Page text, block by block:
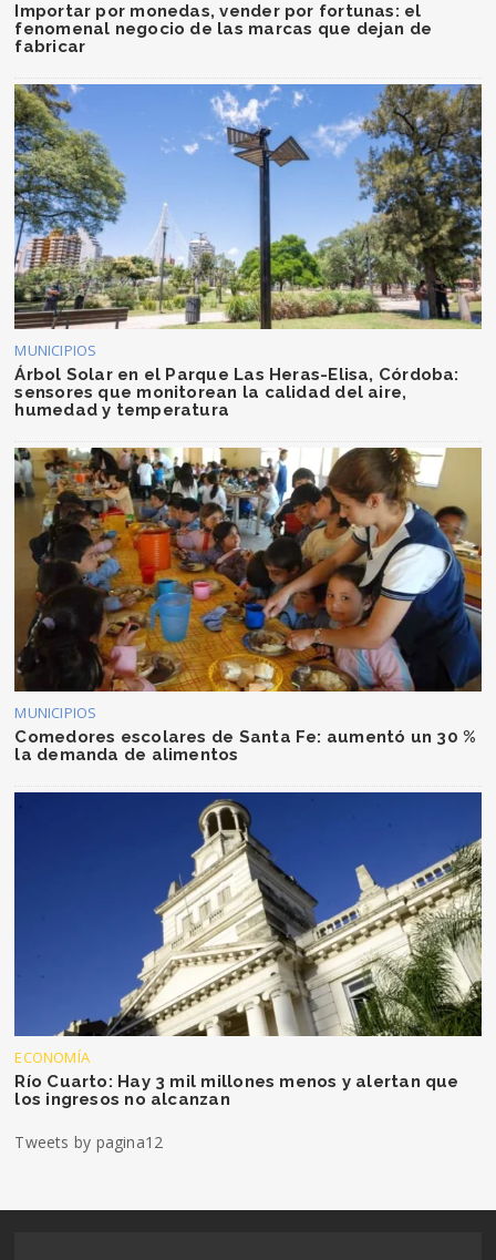
Importar por monedas, vender por fortunas: el
fenomenal negocio de las marcas que dejan de
fabricar
MUNICIPIOS
Árbol Solar en el Parque Las Heras-Elisa, Córdoba:
sensores que monitorean la calidad del aire,
humedad y temperatura
MUNICIPIOS
Comedores escolares de Santa Fe: aumentó un 30 %
la demanda de alimentos
ECONOMÍA
Río Cuarto: Hay 3 mil millones menos y alertan que
los ingresos no alcanzan
Tweets by pagina12